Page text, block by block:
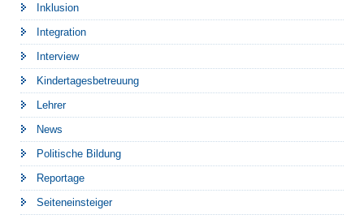
Inklusion
Integration
Interview
Kindertagesbetreuung
Lehrer
News
Politische Bildung
Reportage
Seiteneinsteiger